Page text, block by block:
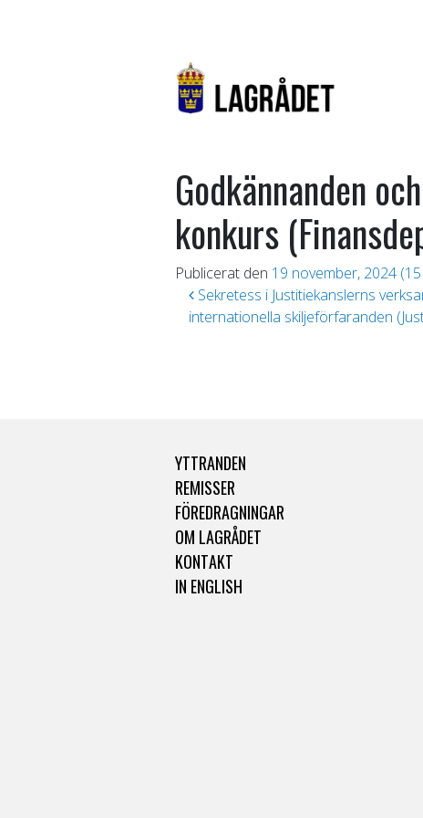
Godkännanden
konkurs
Publicerat den 19 november, 2024
Inläggsnavigering
Sekretess i Justitiekanslerns
internationella skiljeförfaranden
YTTRANDEN
REMISSER
FÖREDRAGNINGAR
OM LAGRÅDET
KONTAKT
IN ENGLISH